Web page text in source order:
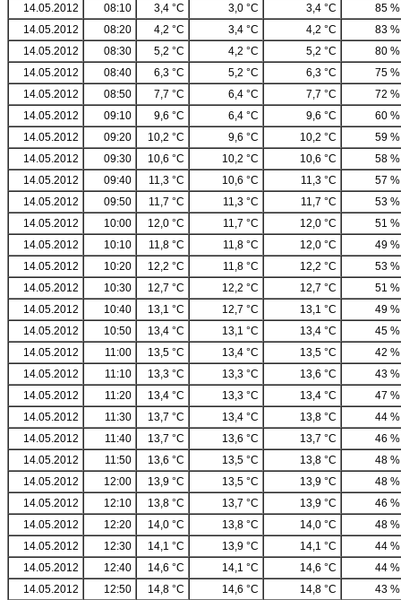
14.05.2012
08:10 3,4 °C 3,0 °C 3,4 °C
85 %
14.05.2012
08:20 4,2 °C 3,4 °C 4,2 °C
83 %
14.05.2012
08:30 5,2 °C 4,2 °C 5,2 °C
80 %
14.05.2012
08:40 6,3 °C 5,2 °C 6,3 °C
75 %
14.05.2012
08:50 7,7 °C 6,4 °C 7,7 °C
72 %
14.05.2012
09:10 9,6 °C 6,4 °C 9,6 °C
60 %
14.05.2012
09:20 10,2 °C 9,6 °C 10,2 °C
59 %
14.05.2012
09:30 10,6 °C 10,2 °C 10,6 °C
58 %
14.05.2012
09:40 11,3 °C 10,6 °C 11,3 °C
57 %
14.05.2012
09:50 11,7 °C 11,3 °C 11,7 °C
53 %
14.05.2012
10:00 12,0 °C 11,7 °C 12,0 °C
51 %
14.05.2012
10:10 11,8 °C 11,8 °C 12,0 °C
49 %
14.05.2012
10:20 12,2 °C 11,8 °C 12,2 °C
53 %
14.05.2012
10:30 12,7 °C 12,2 °C 12,7 °C
51 %
14.05.2012
10:40 13,1 °C 12,7 °C 13,1 °C
49 %
14.05.2012
10:50 13,4 °C 13,1 °C 13,4 °C
45 %
14.05.2012
11:00 13,5 °C 13,4 °C 13,5 °C
42 %
14.05.2012
11:10 13,3 °C 13,3 °C 13,6 °C
43 %
14.05.2012
11:20 13,4 °C 13,3 °C 13,4 °C
47 %
14.05.2012
11:30 13,7 °C 13,4 °C 13,8 °C
44 %
14.05.2012
11:40 13,7 °C 13,6 °C 13,7 °C
46 %
14.05.2012
11:50 13,6 °C 13,5 °C 13,8 °C
48 %
14.05.2012
12:00 13,9 °C 13,5 °C 13,9 °C
48 %
14.05.2012
12:10 13,8 °C 13,7 °C 13,9 °C
46 %
14.05.2012
12:20 14,0 °C 13,8 °C 14,0 °C
48 %
14.05.2012
12:30 14,1 °C 13,9 °C 14,1 °C
44 %
14.05.2012
12:40 14,6 °C 14,1 °C 14,6 °C
44 %
14.05.2012
12:50 14,8 °C 14,6 °C 14,8 °C
43 %